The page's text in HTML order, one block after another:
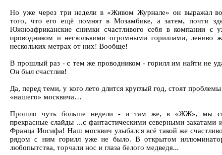
Но уже через три недели в «Живом Журнале» он выражал
того, что его ещё помнят в Мозамбике, а затем, почти
Южноафриканские снимки счастливого себя в компании с
проводником и несколькими огромными гориллами, лениво
нескольких метрах от них! Вообще!
В прошлый раз - с тем же проводником - горилл им найти не
Он был счастлив!
Да, перед теми, у кого лето длится круглый год, стоят
«нашего» москвича…
Прошло чуть больше недели - и там же, в «ЖЖ», мы
прекрасные слайды ...с фантастическими северными закатами
Франца Иосифа! Наш москвич улыбался всё такой же
рядом с ним горилл уже не было. В открытом
любопытства, торчали нос и глаза белого медведя...